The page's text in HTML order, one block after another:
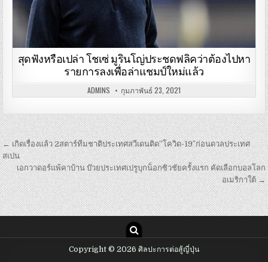
สุดฟังหรือเปล่า โชเซ่ มูรินโญ่ประชดฟลิคว่าต้องไปหา
รายการลงเพื่อล่าแชมป์ใหม่แล้ว
ADMINS กุมภาพันธ์ 23, 2021
เมนู
นำทาง
เรื่อง
← เกิดเรื่องแล้ว 2สตาร์ทีมชาติประเทศสวีเดนติด”โควิด-19″ก่อนดวลประเทศ
สเปน
เอกวาดอร์แพ้คาบ้าน บ๊วยประเทศเปรูบุกน็อกซิวชัยครั้งแรก คัดเลือกบอลโลก
อเมริกาใต้ →
Copyright © 2026 ศิลปะการต่อสู้ญี่ปุ่น